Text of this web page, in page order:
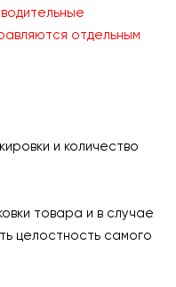
отдельным
и количество
товара и в случае
целостность самого